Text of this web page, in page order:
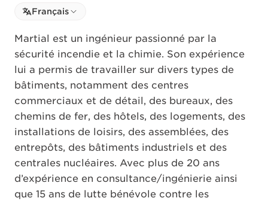
Select language
Select Language
Français
Martial est un ingénieur passionné par la
sécurité incendie et la chimie. Son expérience
lui a permis de travailler sur divers types de
bâtiments, notamment des centres
commerciaux et de détail, des bureaux, des
chemins de fer, des hôtels, des logements, des
installations de loisirs, des assemblées, des
entrepôts, des bâtiments industriels et des
centrales nucléaires. Avec plus de 20 ans
d’expérience en consultance/ingénierie ainsi
que 15 ans de lutte bénévole contre les